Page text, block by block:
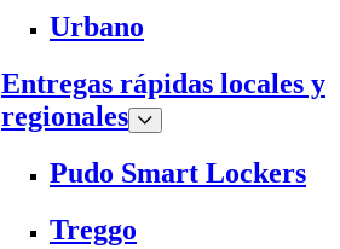
Urbano
Entregas rápidas locales y
regionales
Pudo Smart Lockers
Treggo